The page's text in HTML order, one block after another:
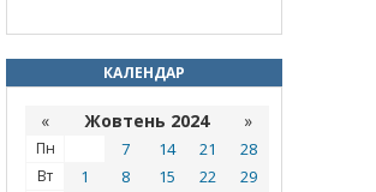
КАЛЕНДАР
« Жовтень 2024 »
Пн 7 14 21 28
Вт 1 8 15 22 29